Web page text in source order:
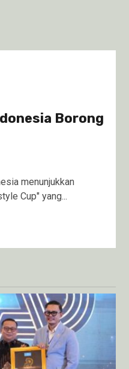
Borong
menunjukkan
Cup" yang...